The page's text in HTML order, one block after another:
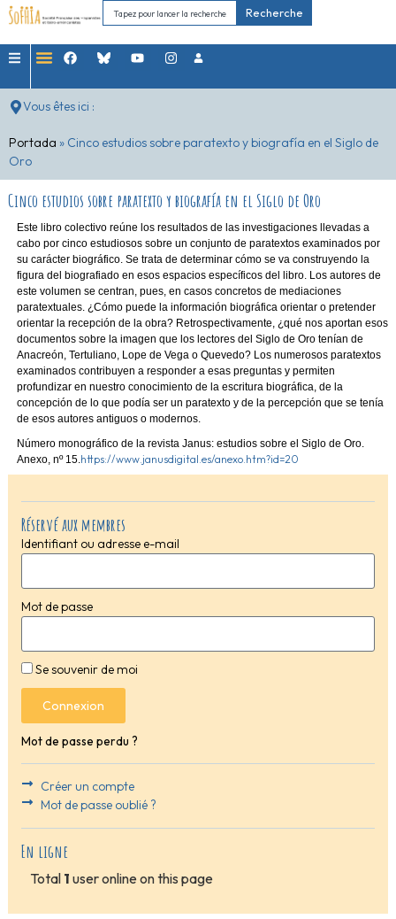
Recherche
Vous êtes ici :
Portada » Cinco estudios sobre paratexto y biografía en el Siglo de
Oro
Réservé aux membres
Identifiant ou adresse e-mail
Mot de passe
Se souvenir de moi
Connexion
Mot de passe perdu ?
Créer un compte
Mot de passe oublié ?
En ligne
Total 1 user online on this page
Cinco estudios sobre paratexto y biografía en el Siglo de Oro
Este libro colectivo reúne los resultados de las investigaciones llevadas a
cabo por cinco estudiosos sobre un conjunto de paratextos examinados por
su carácter biográfico. Se trata de determinar cómo se va construyendo la
figura del biografiado en esos espacios específicos del libro. Los autores de
este volumen se centran, pues, en casos concretos de mediaciones
paratextuales. ¿Cómo puede la información biográfica orientar o pretender
orientar la recepción de la obra? Retrospectivamente, ¿qué nos aportan esos
documentos sobre la imagen que los lectores del Siglo de Oro tenían de
Anacreón, Tertuliano, Lope de Vega o Quevedo? Los numerosos paratextos
examinados contribuyen a responder a esas preguntas y permiten
profundizar en nuestro conocimiento de la escritura biográfica, de la
concepción de lo que podía ser un paratexto y de la percepción que se tenía
de esos autores antiguos o modernos.
Número monográfico de la revista Janus: estudios sobre el Siglo de Oro.
Anexo, nº 15.https://www.janusdigital.es/anexo.htm?id=20